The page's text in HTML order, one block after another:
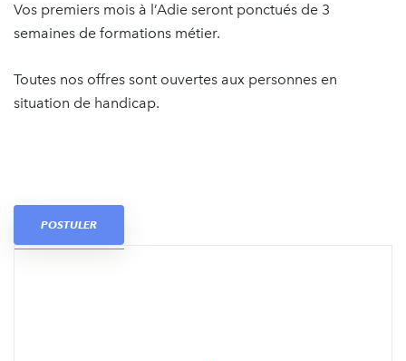
Vos premiers mois à l’Adie seront ponctués de 3
semaines de formations métier.
Toutes nos offres sont ouvertes aux personnes en
situation de handicap.
POSTULER